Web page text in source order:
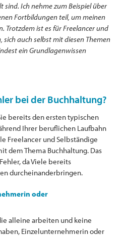
sind. Ich nehme zum Beispiel über
Fortbildungen teil, um meinen
Trotzdem ist es für Freelancer und
auch selbst mit diesen Themen
ein Grundlagenwissen
bei der Buchhaltung?
bereits den ersten typischen
Ihrer beruflichen Laufbahn
Freelancer und Selbständige
dem Thema Buchhaltung. Das
da Viele bereits
durcheinanderbringen.
oder
alleine arbeiten und keine
Einzelunternehmerin oder